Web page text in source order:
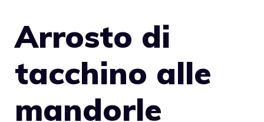
Arrosto di
tacchino alle
mandorle